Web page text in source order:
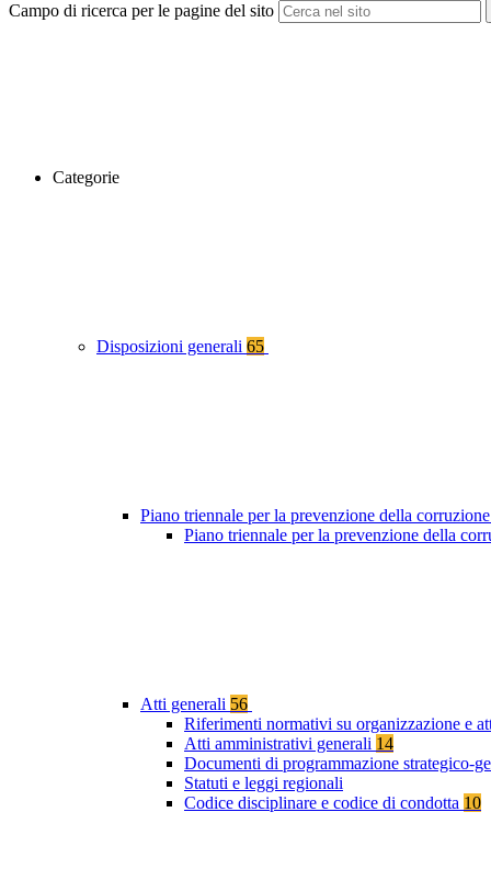
Campo di ricerca per le pagine del sito
Categorie
Disposizioni generali 65
Piano triennale per la prevenzione della
Piano triennale per la prevenzione della
Atti generali 56
Riferimenti normativi su organizzazione e
Atti amministrativi generali 14
Documenti di programmazione strategico-
Statuti e leggi regionali
Codice disciplinare e codice di condotta 10